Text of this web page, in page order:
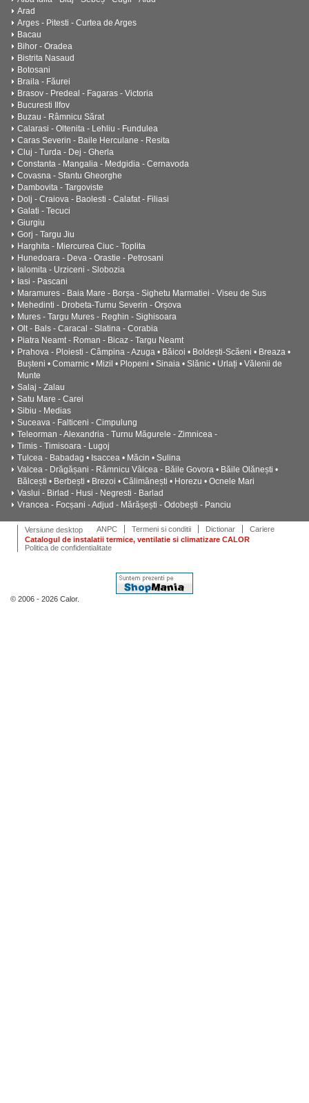
Arad
Arges - Pitesti - Curtea de Arges
Bacau
Bihor - Oradea
Bistrita Nasaud
Botosani
Braila - Făurei
Brasov - Predeal - Fagaras - Victoria
Bucuresti Ilfov
Buzau - Râmnicu Sărat
Calarasi - Oltenita - Lehliu - Fundulea
Caras Severin - Baile Herculane - Resita
Cluj - Turda - Dej - Gherla
Constanta - Mangalia - Medgidia - Cernavoda
Covasna - Sfantu Gheorghe
Dambovita - Targoviste
Dolj - Craiova - Baolesti - Calafat - Filiasi
Galati - Tecuci
Giurgiu
Gorj - Targu Jiu
Harghita - Miercurea Ciuc - Toplita
Hunedoara - Deva - Orastie - Petrosani
Ialomita - Urziceni - Slobozia
Iasi - Pascani
Maramures - Baia Mare - Borșa - Sighetu Marmatiei - Viseu de Sus
Mehedinti - Drobeta-Turnu Severin - Orșova
Mures - Targu Mures - Reghin - Sighisoara
Olt - Bals - Caracal - Slatina - Corabia
Piatra Neamt - Roman - Bicaz - Targu Neamt
Prahova - Ploiesti - Câmpina - Azuga • Băicoi • Boldești-Scăeni • Breaza •
Bușteni • Comarnic • Mizil • Plopeni • Sinaia • Slănic • Urlați • Vălenii de
Munte
Salaj - Zalau
Satu Mare - Carei
Sibiu - Medias
Suceava - Falticeni - Cimpulung
Teleorman - Alexandria - Turnu Măgurele - Zimnicea -
Timis - Timisoara - Lugoj
Tulcea - Babadag • Isaccea • Măcin • Sulina
Valcea - Drăgășani - Râmnicu Vâlcea - Băile Govora • Băile Olănești •
Bălcești • Berbești • Brezoi • Călimănești • Horezu • Ocnele Mari
Vaslui - Birlad - Husi - Negresti - Barlad
Vrancea - Focșani - Adjud - Mărășești - Odobești - Panciu
Versiune desktop ANPC Termeni si conditii Dictionar
Cariere
Catalogul de instalatii termice, ventilatie si climatizare CALOR
Politica de confidentialitate
© 2006 - 2026 Calor.